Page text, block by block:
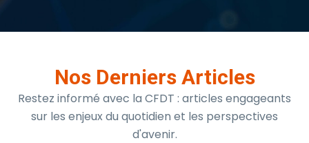
Nos Derniers Articles
Restez informé avec la CFDT : articles engageants
sur les enjeux du quotidien et les perspectives
d'avenir.